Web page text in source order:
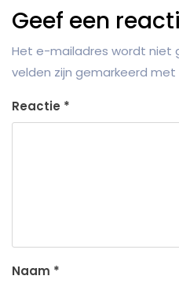
Geef een
Het e-mailadres wordt niet
velden zijn gemarkeerd met
Reactie *
Naam *